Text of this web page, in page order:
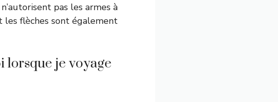
pas les armes à
les flèches sont également
lorsque je voyage